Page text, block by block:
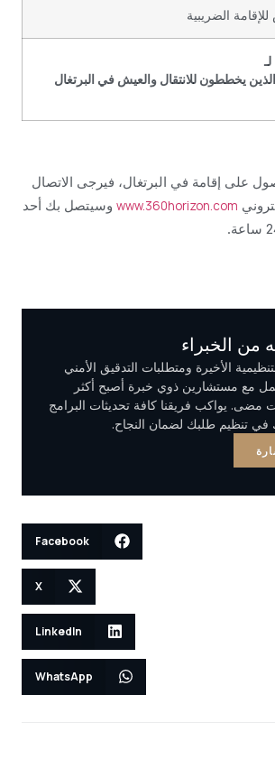
الضريبية
الذين يخططون للانتقال والعيش في البرتغال
على إقامة في البرتغال، فيرجى الاتصال
www.360horizon.com وسيتصل بك أحد
من الخبراء
الأخيرة ومتطلبات التدقيق الأمني
مع مستشارين ذوي خبرة أصبح أكثر
يواكب فريقنا كافة تحديثات البرامج
في تنظيم طلبك لضمان النجاح.
Facebook
X
LinkedIn
WhatsApp